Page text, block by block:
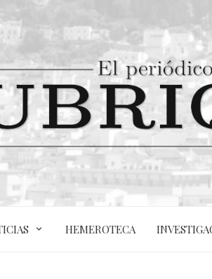
HEMEROTECA